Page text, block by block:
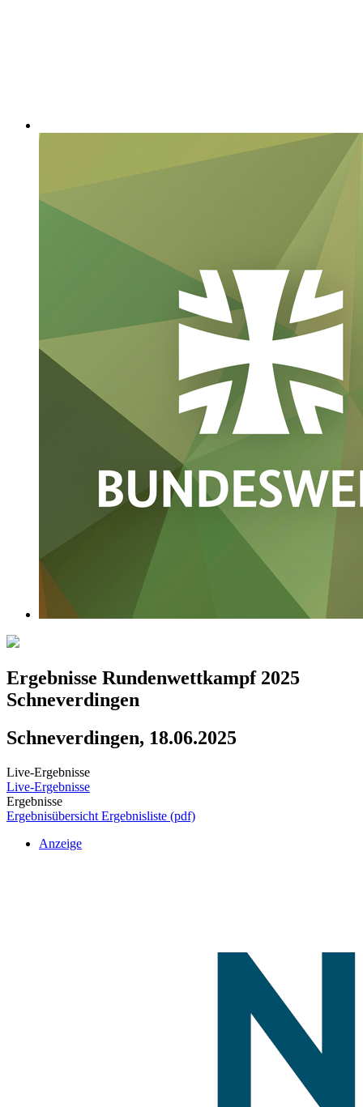
Ergebnisse Rundenwettkampf 2025
Schneverdingen
Schneverdingen, 18.06.2025
Live-Ergebnisse
Live-Ergebnisse
Ergebnisse
Ergebnisübersicht Ergebnisliste (pdf)
Anzeige